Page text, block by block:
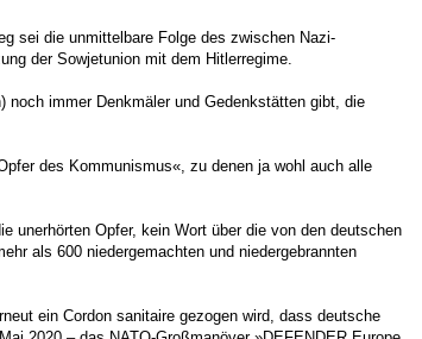
sei die unmittelbare Folge des zwischen Nazi-
der Sowjetunion mit dem Hitlerregime.
immer Denkmäler und Gedenkstätten gibt, die
des Kommunismus«, zu denen ja wohl auch alle
unerhörten Opfer, kein Wort über die von den deutschen
als 600 niedergemachten und niedergebrannten
ein Cordon sanitaire gezogen wird, dass deutsche